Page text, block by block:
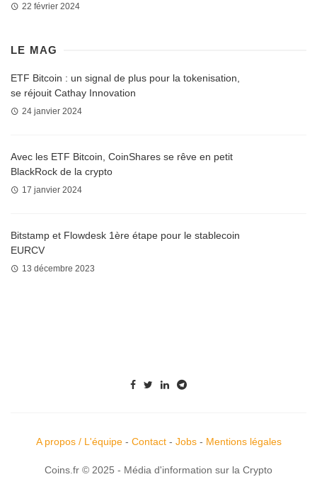
22 février 2024
LE MAG
ETF Bitcoin : un signal de plus pour la tokenisation,
se réjouit Cathay Innovation
24 janvier 2024
Avec les ETF Bitcoin, CoinShares se rêve en petit
BlackRock de la crypto
17 janvier 2024
Bitstamp et Flowdesk 1ère étape pour le stablecoin
EURCV
13 décembre 2023
A propos / L'équipe- Contact- Jobs- Mentions légales
Coins.fr © 2025 - Média d'information sur la Crypto